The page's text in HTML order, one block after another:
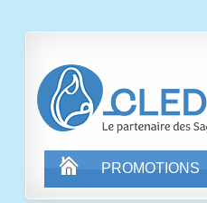
PROMOTIONS